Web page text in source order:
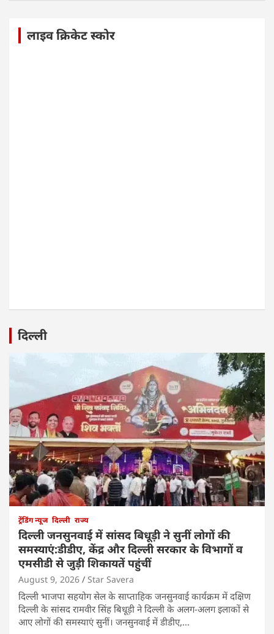
लाइव क्रिकेट स्कोर
दिल्ली
ट्रेंडिंग न्यूज दिल्ली राज्य
दिल्ली जनसुनवाई में सांसद बिधूड़ी ने सुनीं लोगों की
समस्याएं:डीडीए, केंद्र और दिल्ली सरकार के विभागों व
एमसीडी से जुड़ी शिकायतें पहुंचीं
August 9, 2026 Star Savera
दिल्ली भाजपा सहयोग सेल के साप्ताहिक जनसुनवाई कार्यक्रम में दक्षिण
दिल्ली के सांसद रामवीर सिंह बिधूड़ी ने दिल्ली के अलग-अलग इलाकों से
आए लोगों की समस्याएं सुनीं। जनसुनवाई में डीडीए,…